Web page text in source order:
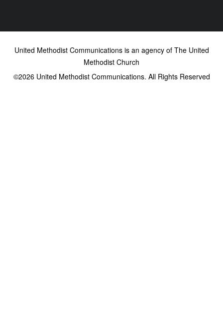
United Methodist Communications is an agency of The United
Methodist Church
©2026United Methodist Communications. All Rights Reserved